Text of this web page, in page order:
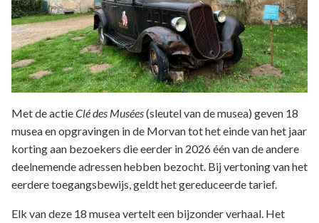
Met de actieClé des Musées(sleutel van de musea) geven 18
musea en opgravingen in de Morvan tot het einde van het jaar
korting aan bezoekers die eerder in 2026 één van de andere
deelnemende adressen hebben bezocht. Bij vertoning van het
eerdere toegangsbewijs, geldt het gereduceerde tarief.
Elk van deze 18 musea vertelt een bijzonder verhaal. Het